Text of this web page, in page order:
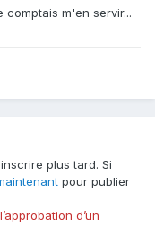
comptais m'en servir...
plus tard. Si
pour publier
d’un